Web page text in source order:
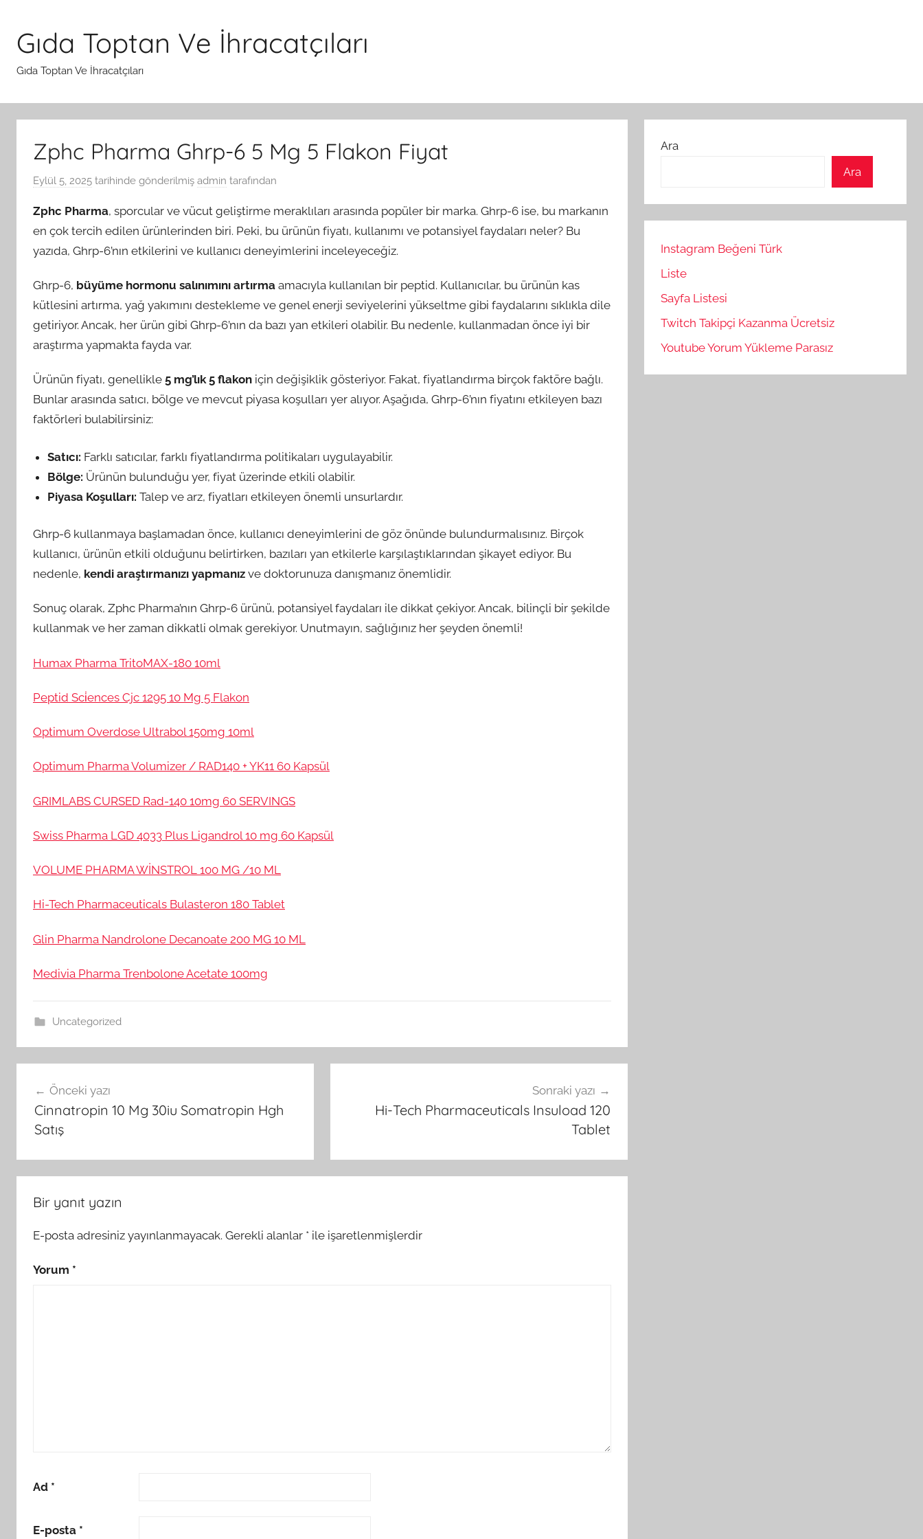
Gıda Toptan Ve İhracatçıları
Gıda Toptan Ve İhracatçıları
Zphc Pharma Ghrp-6 5 Mg 5 Flakon Fiyat
Eylül 5, 2025 tarihinde gönderilmiş admin tarafından
Zphc Pharma, sporcular ve vücut geliştirme meraklıları arasında popüler bir marka. Ghrp-6 ise, bu markanın
en çok tercih edilen ürünlerinden biri. Peki, bu ürünün fiyatı, kullanımı ve potansiyel faydaları neler? Bu
yazıda, Ghrp-6’nın etkilerini ve kullanıcı deneyimlerini inceleyeceğiz.
Ghrp-6, büyüme hormonu salınımını artırma amacıyla kullanılan bir peptid. Kullanıcılar, bu ürünün kas
kütlesini artırma, yağ yakımını destekleme ve genel enerji seviyelerini yükseltme gibi faydalarını sıklıkla dile
getiriyor. Ancak, her ürün gibi Ghrp-6’nın da bazı yan etkileri olabilir. Bu nedenle, kullanmadan önce iyi bir
araştırma yapmakta fayda var.
Ürünün fiyatı, genellikle 5 mg’lık 5 flakon için değişiklik gösteriyor. Fakat, fiyatlandırma birçok faktöre bağlı.
Bunlar arasında satıcı, bölge ve mevcut piyasa koşulları yer alıyor. Aşağıda, Ghrp-6’nın fiyatını etkileyen bazı
faktörleri bulabilirsiniz:
Satıcı: Farklı satıcılar, farklı fiyatlandırma politikaları uygulayabilir.
Bölge: Ürünün bulunduğu yer, fiyat üzerinde etkili olabilir.
Piyasa Koşulları: Talep ve arz, fiyatları etkileyen önemli unsurlardır.
Ghrp-6 kullanmaya başlamadan önce, kullanıcı deneyimlerini de göz önünde bulundurmalısınız. Birçok
kullanıcı, ürünün etkili olduğunu belirtirken, bazıları yan etkilerle karşılaştıklarından şikayet ediyor. Bu
nedenle, kendi araştırmanızı yapmanız ve doktorunuza danışmanız önemlidir.
Sonuç olarak, Zphc Pharma’nın Ghrp-6 ürünü, potansiyel faydaları ile dikkat çekiyor. Ancak, bilinçli bir şekilde
kullanmak ve her zaman dikkatli olmak gerekiyor. Unutmayın, sağlığınız her şeyden önemli!
Humax Pharma TritoMAX-180 10ml
Peptid Sci̇ences Cjc 1295 10 Mg 5 Flakon
Optimum Overdose Ultrabol 150mg 10ml
Optimum Pharma Volumizer / RAD140 + YK11 60 Kapsül
GRIMLABS CURSED Rad-140 10mg 60 SERVINGS
Swiss Pharma LGD 4033 Plus Ligandrol 10 mg 60 Kapsül
VOLUME PHARMA WİNSTROL 100 MG /10 ML
Hi-Tech Pharmaceuticals Bulasteron 180 Tablet
Glin Pharma Nandrolone Decanoate 200 MG 10 ML
Medivia Pharma Trenbolone Acetate 100mg
Uncategorized
gezinmesi
Önceki yazı
Cinnatropin 10 Mg 30iu Somatropin Hgh
Satış
Sonraki yazı
Hi-Tech Pharmaceuticals Insuload 120
Tablet
Bir yanıt yazın
E-posta adresiniz yayınlanmayacak. Gerekli alanlar * ile işaretlenmişlerdir
Yorum *
Ad *
E-posta *
Ara
Ara
Instagram Beğeni Türk
Liste
Sayfa Listesi
Twitch Takipçi Kazanma Ücretsiz
Youtube Yorum Yükleme Parasız